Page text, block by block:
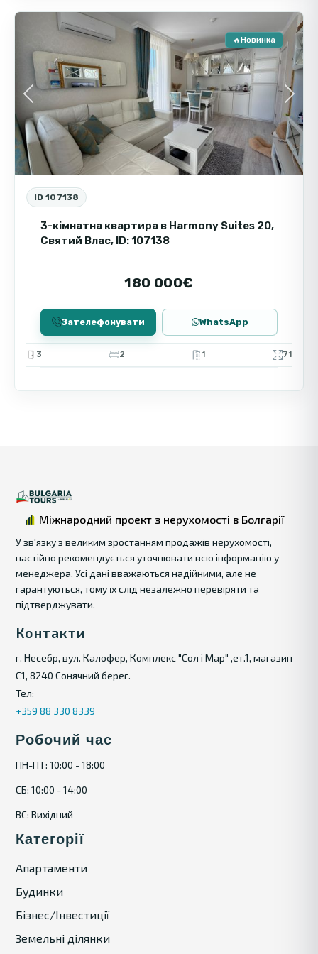
Previous Next
🔥Новинка
ID 107138
3-кімнатна квартира в Harmony Suites 20,
Святий Влас, ID: 107138
180 000€
Зателефонувати WhatsApp
3 2 1 71
Міжнародний проект з нерухомості в Болгарії
У зв'язку з великим зростанням продажів нерухомості,
настійно рекомендується уточнювати всю інформацію у
менеджера. Усі дані вважаються надійними, але не
гарантуються, тому їх слід незалежно перевіряти та
підтверджувати.
Контакти
г. Несебр, вул. Калофер, Комплекс "Сол і Мар" ,ет.1, магазин
С1, 8240 Сонячний берег.
Тел:
+359 88 330 8339
Робочий час
ПН-ПТ: 10:00 - 18:00
СБ: 10:00 - 14:00
ВС: Вихідний
Категорії
Апартаменти
Будинки
Бізнес/Інвестиції
Земельні ділянки